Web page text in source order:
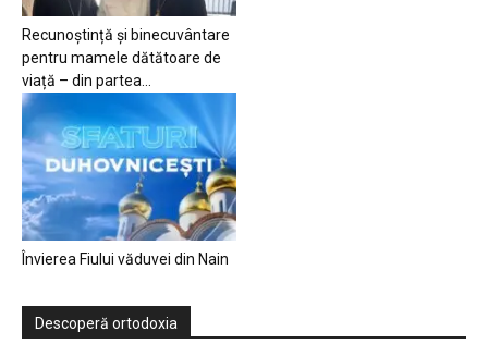
Recunoștință și binecuvântare
pentru mamele dătătoare de
viață – din partea...
Învierea Fiului văduvei din Nain
Descoperă ortodoxia